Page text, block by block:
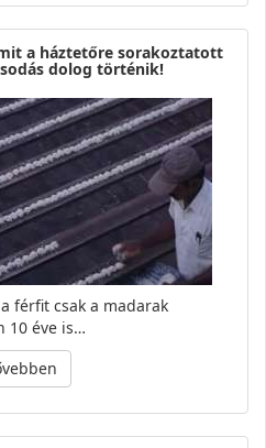
a háztetőre sorakoztatott
dolog történik!
férfit csak a madarak
10 éve is…